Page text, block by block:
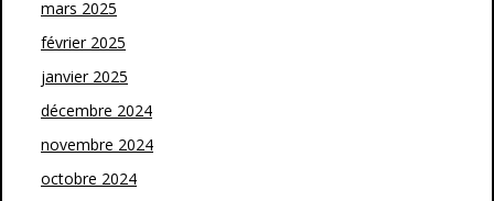
mars 2025
février 2025
janvier 2025
décembre 2024
novembre 2024
octobre 2024